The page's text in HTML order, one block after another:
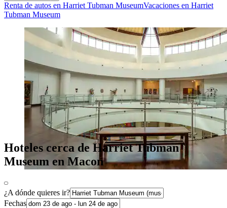
Renta de autos en Harriet Tubman MuseumVacaciones en Harriet
Tubman Museum
Hoteles cerca de Harriet Tubman
Museum en Macon
¿A dónde quieres ir?
Fechas